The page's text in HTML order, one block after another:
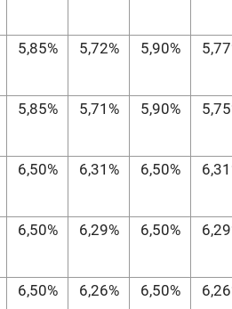
5,85% 5,72% 5,90%
5,85% 5,71% 5,90%
6,50% 6,31% 6,50%
6,50% 6,29% 6,50%
6,50% 6,26% 6,50%